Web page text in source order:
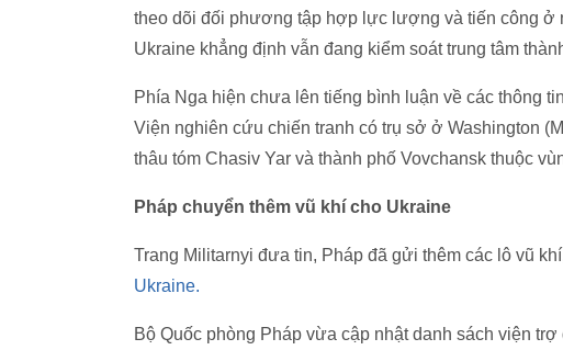
theo dõi đối phương tập hợp lực lượng và tiến công ở
Ukraine khẳng định vẫn đang kiểm soát trung tâm
Phía Nga hiện chưa lên tiếng bình luận về các thông
Viện nghiên cứu chiến tranh có trụ sở ở Washington
thâu tóm Chasiv Yar và thành phố Vovchansk thuộc
Pháp chuyển thêm vũ khí cho Ukraine
Trang Militarnyi đưa tin, Pháp đã gửi thêm các lô vũ
Ukraine.
Bộ Quốc phòng Pháp vừa cập nhật danh sách viện